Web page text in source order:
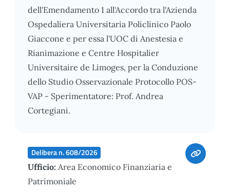
dell'Emendamento 1 all'Accordo tra l'Azienda
Ospedaliera Universitaria Policlinico Paolo
Giaccone e per essa l'UOC di Anestesia e
Rianimazione e Centre Hospitalier
Universitaire de Limoges, per la Conduzione
dello Studio Osservazionale Protocollo POS-
VAP - Sperimentatore: Prof. Andrea
Cortegiani.
Delibera n. 608/2026
Ufficio: Area Economico Finanziaria e
Patrimoniale